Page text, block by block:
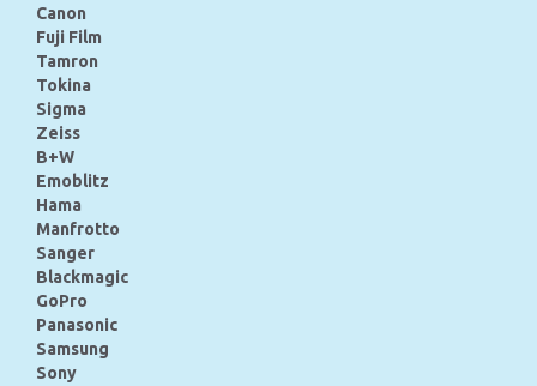
Canon
Fuji Film
Tamron
Tokina
Sigma
Zeiss
B+W
Emoblitz
Hama
Manfrotto
Sanger
Blackmagic
GoPro
Panasonic
Samsung
Sony